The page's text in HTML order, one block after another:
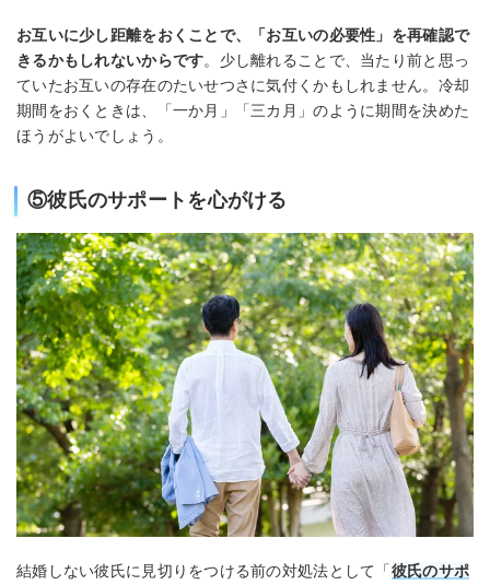
お互いに少し距離をおくことで、「お互いの必要性」を再確認で
きるかもしれないからです。少し離れることで、当たり前と思っ
ていたお互いの存在のたいせつさに気付くかもしれません。冷却
期間をおくときは、「一か月」「三カ月」のように期間を決めた
ほうがよいでしょう。
⑤彼氏のサポートを心がける
結婚しない彼氏に見切りをつける前の対処法として「彼氏のサポ